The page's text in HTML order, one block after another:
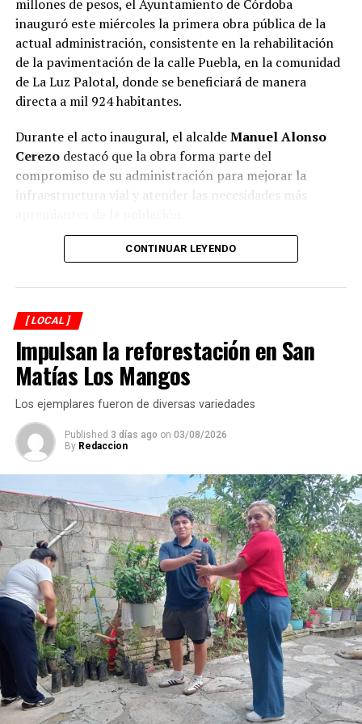
millones de pesos, el Ayuntamiento de Córdoba
inauguró este miércoles la primera obra pública de la
actual administración, consistente en la rehabilitación
de la pavimentación de la calle Puebla, en la comunidad
de La Luz Palotal, donde se beneficiará de manera
directa a mil 924 habitantes.
Durante el acto inaugural, el alcaldeManuel Alonso
Cerezodestacó que la obra forma parte del
compromiso de su administración para mejorar la
infraestructura vial y atender las necesidades más
El presidente municipal señaló que los trabajos fueron
concluidos en 51 días, reduciendo de manera
importante el plazo establecido en el contrato, cuya
fecha de terminación estaba prevista para el próximo 12
de septiembre. Reconoció que el municipio enfrenta
diversos rezagos en materia de infraestructura, aunque
aseguró que durante su administración se continuará
ejecutando obra pública en colonias y comunidades.
La rehabilitación consistió en la colocación de carpeta
asfáltica en caliente sobre una superficie de 2 mil 200
metros cuadrados de la calle Puebla, en el tramo
comprendido entre el camino a Sabana Larga y San
Rafael Calería. Los trabajos fueron financiados con
CONTINUAR LEYENDO
[ LOCAL ]
Impulsan la reforestación en San
Matías Los Mangos
Los ejemplares fueron de diversas variedades
Published 3 días ago on 03/08/2026
By Redaccion